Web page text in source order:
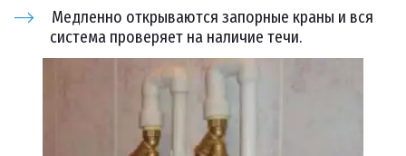
Медленно открываются запорные краны и вся
система проверяет на наличие течи.